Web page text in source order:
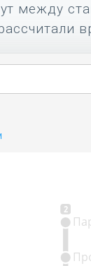
между
2